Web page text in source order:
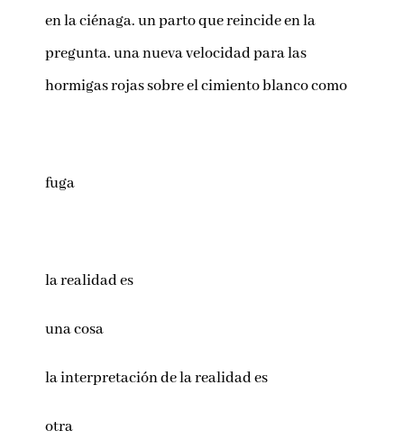
en la ciénaga. un parto que reincide en la
pregunta. una nueva velocidad para las
hormigas rojas sobre el cimiento blanco como
fuga
la realidad es
una cosa
la interpretación de la realidad es
otra